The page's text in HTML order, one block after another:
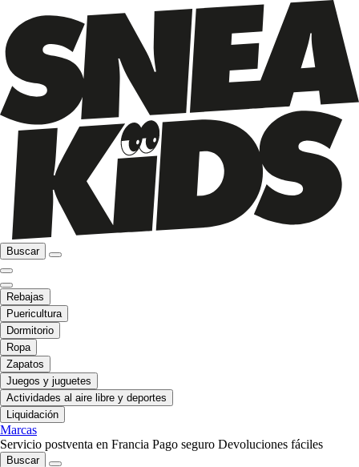
Buscar
Rebajas
Puericultura
Dormitorio
Ropa
Zapatos
Juegos y juguetes
Actividades al aire libre y deportes
Liquidación
Marcas
Servicio postventa en Francia Pago seguro Devoluciones fáciles
Buscar